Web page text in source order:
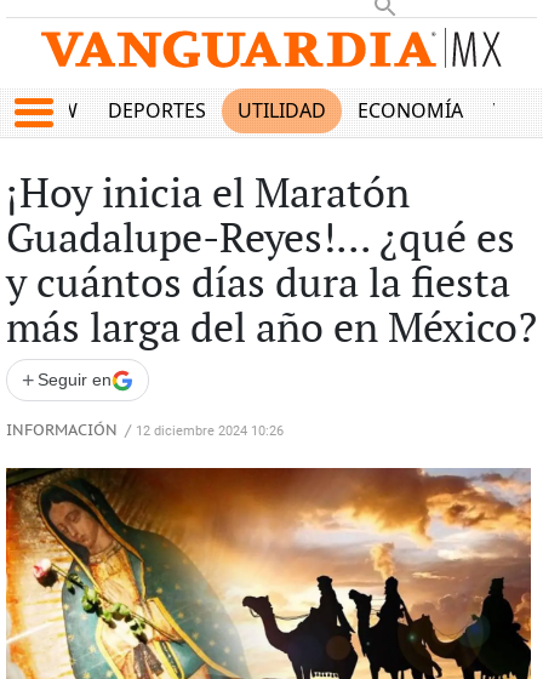
SHOW DEPORTES UTILIDAD ECONOMÍA VIDA
¡Hoy inicia el Maratón
Guadalupe-Reyes!... ¿qué es
y cuántos días dura la fiesta
más larga del año en México?
+ Seguir en
INFORMACIÓN / 12 diciembre 2024 10:26